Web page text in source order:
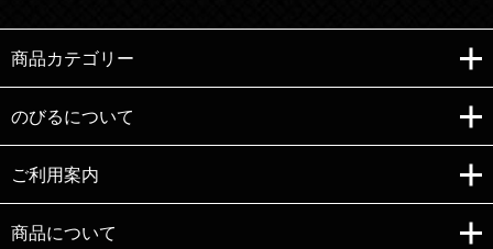
商品カテゴリー
のびるについて
ご利用案内
商品についてCopyright (C)e-nobiru All right reserved.